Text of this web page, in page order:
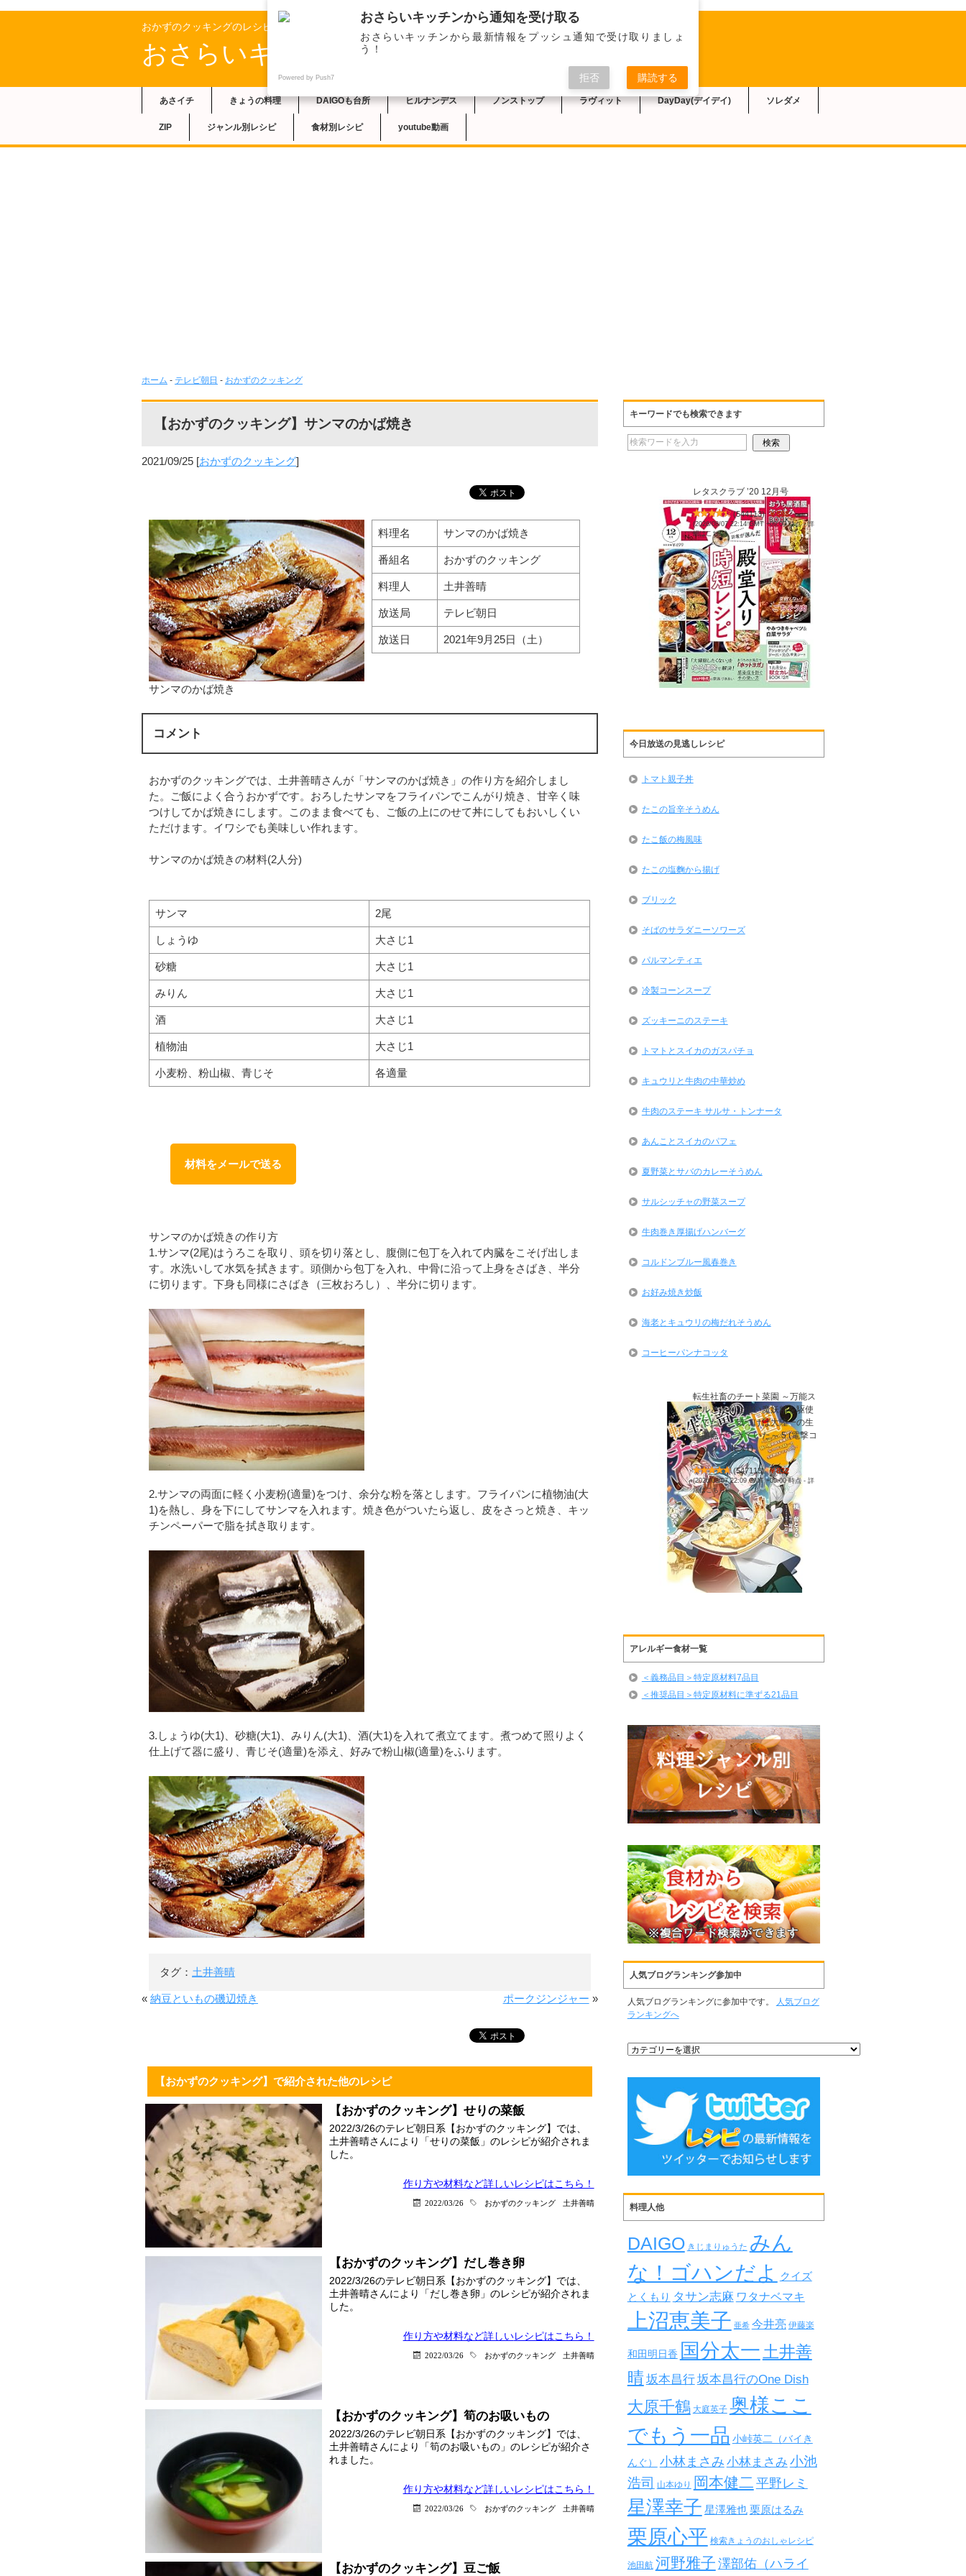
おかずのクッキングのレシピ
おさらいキッチン
あさイチ きょうの料理 DAIGOも台所 ヒルナンデス ノンストップ ラヴィット DayDay(デイデイ) ソレダメ
ZIP ジャンル別レシピ 食材別レシピ youtube動画
ホーム - テレビ朝日 - おかずのクッキング
【おかずのクッキング】サンマのかば焼き
2021/09/25 [おかずのクッキング]
サンマのかば焼き
料理名 サンマのかば焼き
番組名 おかずのクッキング
料理人 土井善晴
放送局 テレビ朝日
放送日 2021年9月25日（土）
コメント
おかずのクッキングでは、土井善晴さんが「サンマのかば焼き」の作り方を紹介しまし
た。ご飯によく合うおかずです。おろしたサンマをフライパンでこんがり焼き、甘辛く味
つけしてかば焼きにします。このまま食べても、ご飯の上にのせて丼にしてもおいしくい
ただけます。イワシでも美味しい作れます。
サンマのかば焼きの材料(2人分)
サンマ 2尾
しょうゆ 大さじ1
砂糖 大さじ1
みりん 大さじ1
酒 大さじ1
植物油 大さじ1
小麦粉、粉山椒、青じそ 各適量
材料をメールで送る
サンマのかば焼きの作り方
1.サンマ(2尾)はうろこを取り、頭を切り落とし、腹側に包丁を入れて内臓をこそげ出しま
す。水洗いして水気を拭きます。頭側から包丁を入れ、中骨に沿って上身をさばき、半分
に切ります。下身も同様にさばき（三枚おろし）、半分に切ります。
2.サンマの両面に軽く小麦粉(適量)をつけ、余分な粉を落とします。フライパンに植物油(大
1)を熱し、身を下にしてサンマを入れます。焼き色がついたら返し、皮をさっと焼き、キッ
チンペーパーで脂を拭き取ります。
3.しょうゆ(大1)、砂糖(大1)、みりん(大1)、酒(大1)を入れて煮立てます。煮つめて照りよく
仕上げて器に盛り、青じそ(適量)を添え、好みで粉山椒(適量)をふります。
タグ： 土井善晴
« 納豆といもの磯辺焼き ポークジンジャー »
【おかずのクッキング】で紹介された他のレシピ
【おかずのクッキング】せりの菜飯
2022/3/26のテレビ朝日系【おかずのクッキング】では、
土井善晴さんにより「せりの菜飯」のレシピが紹介されま
した。
作り方や材料など詳しいレシピはこちら！
2022/03/26 おかずのクッキング 土井善晴
【おかずのクッキング】だし巻き卵
2022/3/26のテレビ朝日系【おかずのクッキング】では、
土井善晴さんにより「だし巻き卵」のレシピが紹介されま
した。
作り方や材料など詳しいレシピはこちら！
2022/03/26 おかずのクッキング 土井善晴
【おかずのクッキング】筍のお吸いもの
2022/3/26のテレビ朝日系【おかずのクッキング】では、
土井善晴さんにより「筍のお吸いもの」のレシピが紹介さ
れました。
作り方や材料など詳しいレシピはこちら！
2022/03/26 おかずのクッキング 土井善晴
【おかずのクッキング】豆ご飯
キーワードでも検索できます
レタスクラブ ’20 12月号
(544113) ￥598
(2026/08/07 22:14 GMT +09:00 時点 -詳
細はこちら)
今日放送の見逃しレシピ
トマト親子丼
たこの旨辛そうめん
たこ飯の梅風味
たこの塩麴から揚げ
ブリック
そばのサラダニーソワーズ
パルマンティエ
冷製コーンスープ
ズッキーニのステーキ
トマトとスイカのガスパチョ
キュウリと牛肉の中華炒め
牛肉のステーキ サルサ・トンナータ
あんことスイカのパフェ
夏野菜とサバのカレーそうめん
サルシッチャの野菜スープ
牛肉巻き厚揚げハンバーグ
コルドンブルー風春巻き
お好み焼き炒飯
海老とキュウリの梅だれそうめん
コーヒーパンナコッタ
転生社畜のチート菜園 ～万能ス
キルと便利な使い魔妖精を駆使
してたら、気づけば大陸一の生
産拠点ができていた～ 5 (電撃コ
ミックスNEXT)
(547113) ￥832
(2026/08/07 22:09 GMT +09:00 時点 -詳
細はこちら)
アレルギー食材一覧
＜義務品目＞特定原材料7品目
＜推奨品目＞特定原材料に準ずる21品目
人気ブログランキング参加中
人気ブログランキングに参加中です。
人気ブログ
ランキングへ
料理人他
DAIGO きじまりゅうた みん
な！ゴハンだよ
クイズ
とくもり タサン志麻 ワタナベマキ
上沼恵美子 亜希 今井亮 伊藤楽
和田明日香 国分太一土井善
晴坂本昌行坂本昌行のOne Dish
大原千鶴 大庭英子 奥様ここ
でもう一品 小峠英二（バイき
んぐ） 小林まさみ 小林まさみ 小池
浩司 山本ゆり 岡本健二 平野レミ
星澤幸子 星澤雅也 栗原はるみ
栗原心平 検索きょうのおしゃレシピ
池田航 河野雅子 澤部佑（ハライ
おさらいキッチンから通知を受け取る
おさらいキッチンから最新情報をプッシュ通知で受け取りましょ
う！
Powered by Push7 拒否 購読する